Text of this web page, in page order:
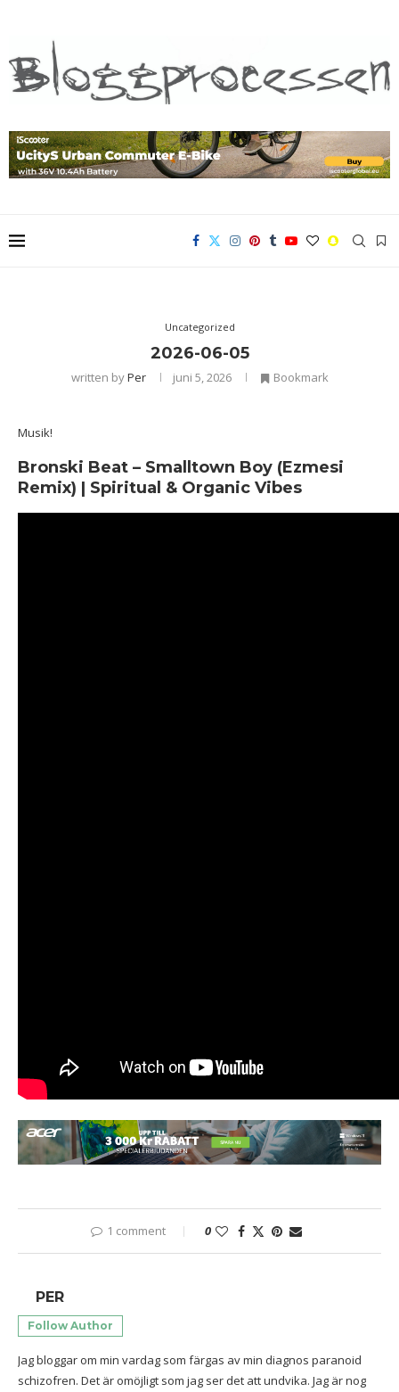
Uncategorized
2026-06-05
written byPer juni 5, 2026 Bookmark
Musik!
Bronski Beat – Smalltown Boy (Ezmesi
Remix) | Spiritual & Organic Vibes
1 comment 0
PER
Follow Author
Jag bloggar om min vardag som färgas av min diagnos paranoid
schizofren. Det är omöjligt som jag ser det att undvika. Jag är nog